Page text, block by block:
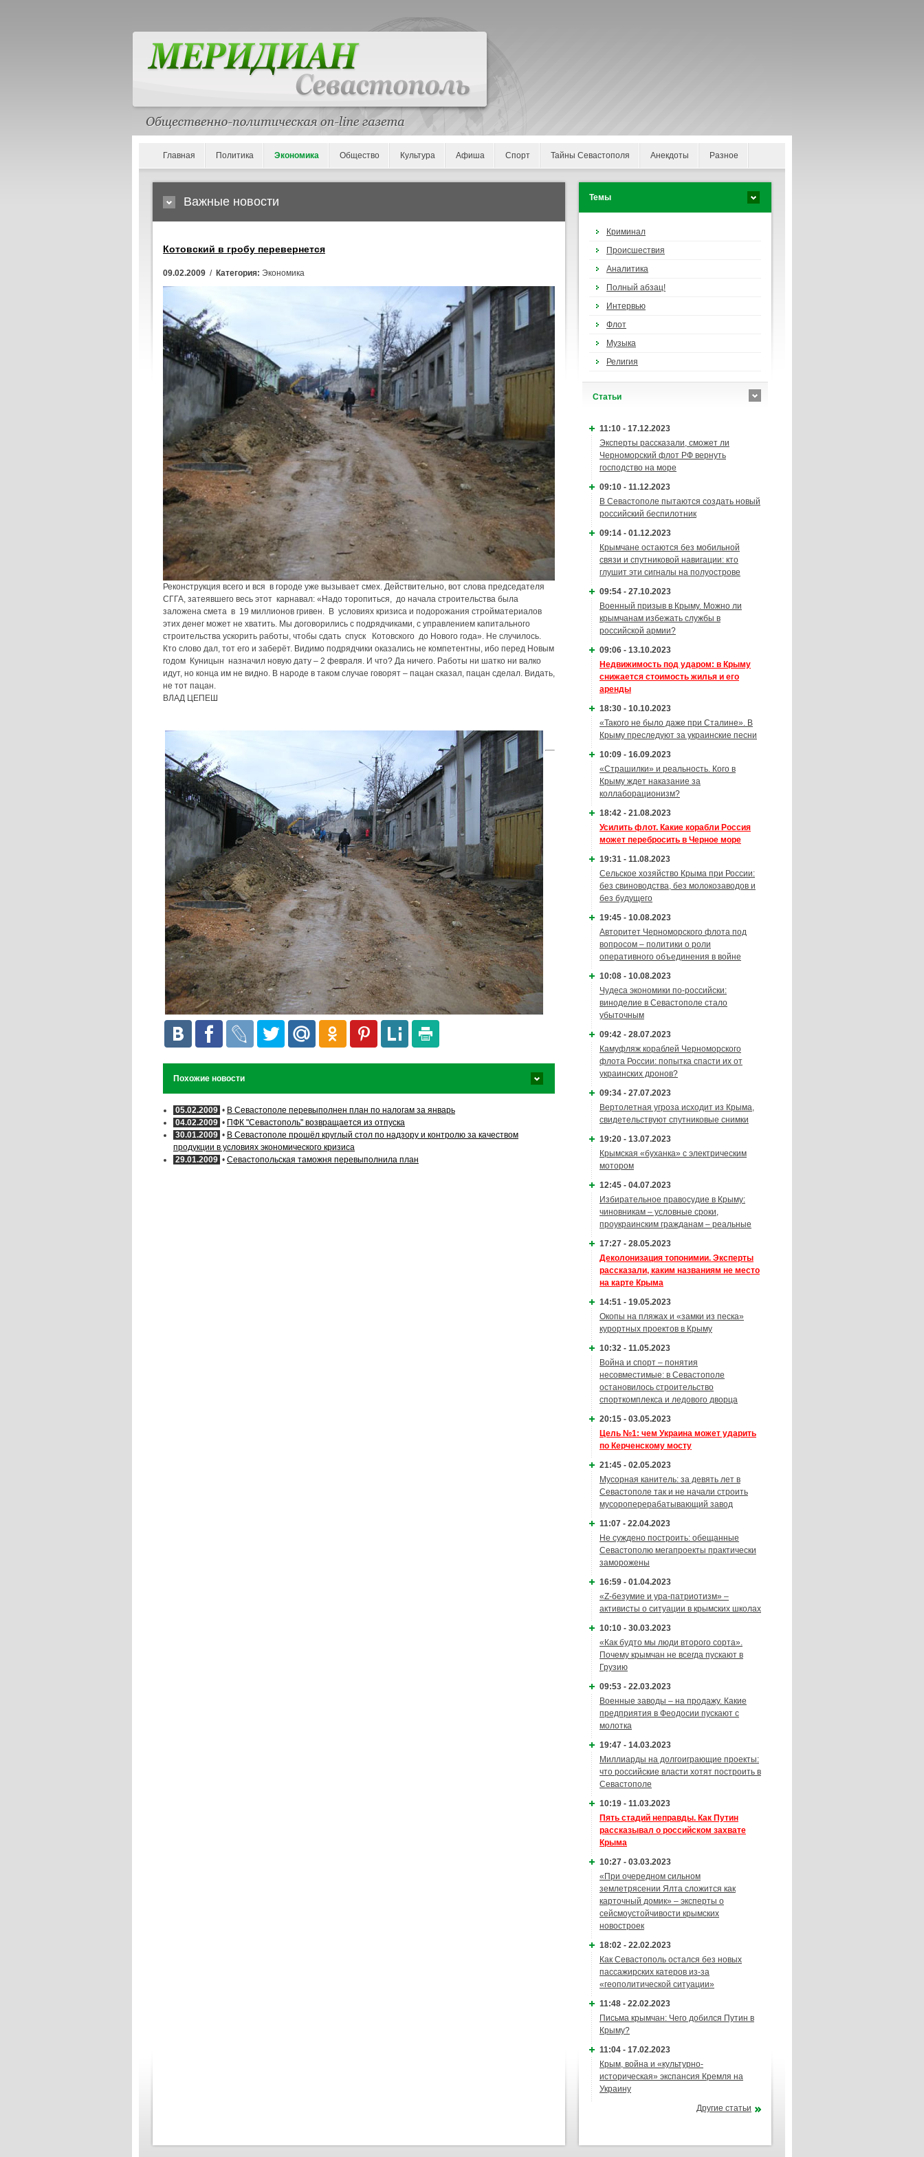
Главная Политика Экономика Общество Культура Афиша Спорт Тайны Севастополя Анекдоты Разное
Важные новости
Котовский в гробу перевернется
09.02.2009 / Категория: Экономика
Реконструкция всего и вся в городе уже вызывает смех. Действительно, вот слова председателя
СГГА, затеявшего весь этот карнавал: «Надо торопиться, до начала строительства была
заложена смета в 19 миллионов гривен. В условиях кризиса и подорожания стройматериалов
этих денег может не хватить. Мы договорились с подрядчиками, с управлением капитального
строительства ускорить работы, чтобы сдать спуск Котовского до Нового года». Не случилось.
Кто слово дал, тот его и заберёт. Видимо подрядчики оказались не компетентны, ибо перед Новым
годом Куницын назначил новую дату – 2 февраля. И что? Да ничего. Работы ни шатко ни валко
идут, но конца им не видно. В народе в таком случае говорят – пацан сказал, пацан сделал. Видать,
не тот пацан.
ВЛАД ЦЕПЕШ
Похожие новости
05.02.2009 • В Севастополе перевыполнен план по налогам за январь
04.02.2009 • ПФК "Севастополь" возвращается из отпуска
30.01.2009 • В Севастополе прошёл круглый стол по надзору и контролю за качеством
продукции в условиях экономического кризиса
29.01.2009 • Севастопольская таможня перевыполнила план
Темы
Криминал
Происшествия
Аналитика
Полный абзац!
Интервью
Флот
Музыка
Религия
Cтатьи
11:10 - 17.12.2023
Эксперты рассказали, сможет ли
Черноморский флот РФ вернуть
господство на море
09:10 - 11.12.2023
В Севастополе пытаются создать новый
российский беспилотник
09:14 - 01.12.2023
Крымчане остаются без мобильной
связи и спутниковой навигации: кто
глушит эти сигналы на полуострове
09:54 - 27.10.2023
Военный призыв в Крыму. Можно ли
крымчанам избежать службы в
российской армии?
09:06 - 13.10.2023
Недвижимость под ударом: в Крыму
снижается стоимость жилья и его
аренды
18:30 - 10.10.2023
«Такого не было даже при Сталине». В
Крыму преследуют за украинские песни
10:09 - 16.09.2023
«Страшилки» и реальность. Кого в
Крыму ждет наказание за
коллаборационизм?
18:42 - 21.08.2023
Усилить флот. Какие корабли Россия
может перебросить в Черное море
19:31 - 11.08.2023
Сельское хозяйство Крыма при России:
без свиноводства, без молокозаводов и
без будущего
19:45 - 10.08.2023
Авторитет Черноморского флота под
вопросом – политики о роли
оперативного объединения в войне
10:08 - 10.08.2023
Чудеса экономики по-российски:
виноделие в Севастополе стало
убыточным
09:42 - 28.07.2023
Камуфляж кораблей Черноморского
флота России: попытка спасти их от
украинских дронов?
09:34 - 27.07.2023
Вертолетная угроза исходит из Крыма,
свидетельствуют спутниковые снимки
19:20 - 13.07.2023
Крымская «буханка» с электрическим
мотором
12:45 - 04.07.2023
Избирательное правосудие в Крыму:
чиновникам – условные сроки,
проукраинским гражданам – реальные
17:27 - 28.05.2023
Деколонизация топонимии. Эксперты
рассказали, каким названиям не место
на карте Крыма
14:51 - 19.05.2023
Окопы на пляжах и «замки из песка»
курортных проектов в Крыму
10:32 - 11.05.2023
Война и спорт – понятия
несовместимые: в Севастополе
остановилось строительство
спорткомплекса и ледового дворца
20:15 - 03.05.2023
Цель №1: чем Украина может ударить
по Керченскому мосту
21:45 - 02.05.2023
Мусорная канитель: за девять лет в
Севастополе так и не начали строить
мусороперерабатывающий завод
11:07 - 22.04.2023
Не суждено построить: обещанные
Севастополю мегапроекты практически
заморожены
16:59 - 01.04.2023
«Z-безумие и ура-патриотизм» –
активисты о ситуации в крымских школах
10:10 - 30.03.2023
«Как будто мы люди второго сорта».
Почему крымчан не всегда пускают в
Грузию
09:53 - 22.03.2023
Военные заводы – на продажу. Какие
предприятия в Феодосии пускают с
молотка
19:47 - 14.03.2023
Миллиарды на долгоиграющие проекты:
что российские власти хотят построить в
Севастополе
10:19 - 11.03.2023
Пять стадий неправды. Как Путин
рассказывал о российском захвате
Крыма
10:27 - 03.03.2023
«При очередном сильном
землетрясении Ялта сложится как
карточный домик» – эксперты о
сейсмоустойчивости крымских
новостроек
18:02 - 22.02.2023
Как Севастополь остался без новых
пассажирских катеров из-за
«геополитической ситуации»
11:48 - 22.02.2023
Письма крымчан: Чего добился Путин в
Крыму?
11:04 - 17.02.2023
Крым, война и «культурно-
историческая» экспансия Кремля на
Украину
Другие статьи